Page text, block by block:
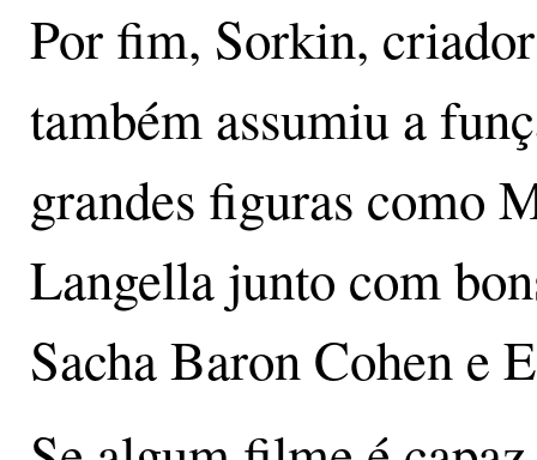
Por fim, Sorkin,
também assumiu a
grandes figuras como
Langella junto com
Sacha Baron Cohen e